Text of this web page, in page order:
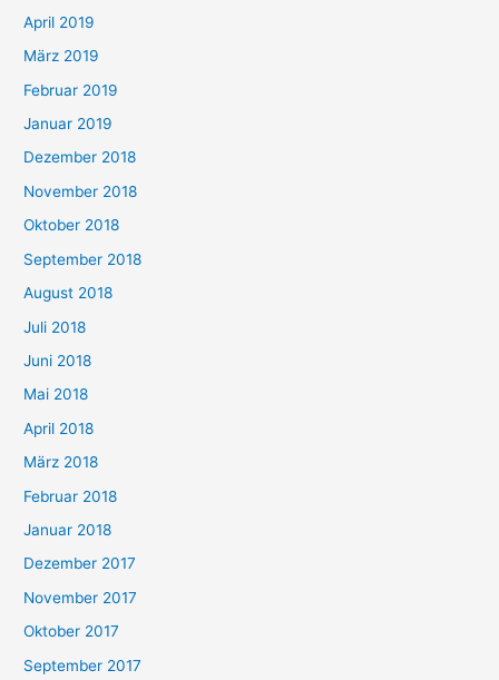
April 2019
März 2019
Februar 2019
Januar 2019
Dezember 2018
November 2018
Oktober 2018
September 2018
August 2018
Juli 2018
Juni 2018
Mai 2018
April 2018
März 2018
Februar 2018
Januar 2018
Dezember 2017
November 2017
Oktober 2017
September 2017